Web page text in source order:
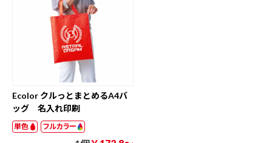
Ecolor クルっとまとめるA4バ
ッグ 名入れ印刷
単色 フルカラー